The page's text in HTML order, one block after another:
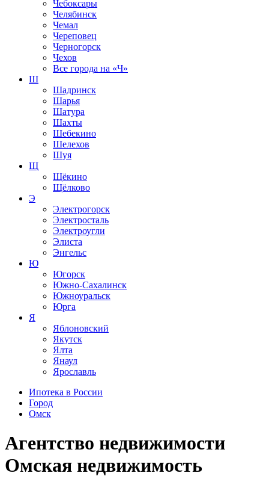
Чебоксары
Челябинск
Чемал
Череповец
Черногорск
Чехов
Все города на «Ч»
Ш
Шадринск
Шарья
Шатура
Шахты
Шебекино
Шелехов
Шуя
Щ
Щёкино
Щёлково
Э
Электрогорск
Электросталь
Электроугли
Элиста
Энгельс
Ю
Югорск
Южно-Сахалинск
Южноуральск
Юрга
Я
Яблоновский
Якутск
Ялта
Янаул
Ярославль
Ипотека в России
Город
Омск
Агентство недвижимости
Омская недвижимость